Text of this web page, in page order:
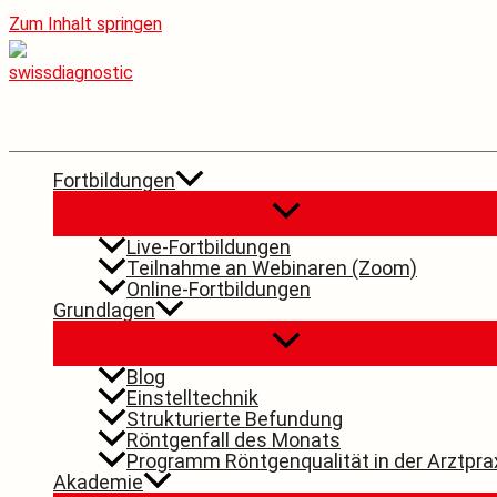
Zum Inhalt springen
Fortbildungen
Live-Fortbildungen
Teilnahme an Webinaren (Zoom)
Online-Fortbildungen
Grundlagen
Blog
Einstelltechnik
Strukturierte Befundung
Röntgenfall des Monats
Programm Röntgenqualität in der
Akademie